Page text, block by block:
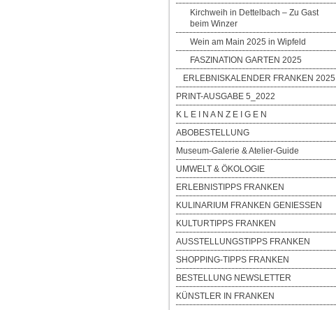
Kirchweih in Dettelbach – Zu Gast
beim Winzer
Wein am Main 2025 in Wipfeld
FASZINATION GARTEN 2025
ERLEBNISKALENDER FRANKEN 2025
PRINT-AUSGABE 5_2022
K L E I N A N Z E I G E N
ABOBESTELLUNG
Museum-Galerie & Atelier-Guide
UMWELT & ÖKOLOGIE
ERLEBNISTIPPS FRANKEN
KULINARIUM FRANKEN GENIESSEN
KULTURTIPPS FRANKEN
AUSSTELLUNGSTIPPS FRANKEN
SHOPPING-TIPPS FRANKEN
BESTELLUNG NEWSLETTER
KÜNSTLER IN FRANKEN